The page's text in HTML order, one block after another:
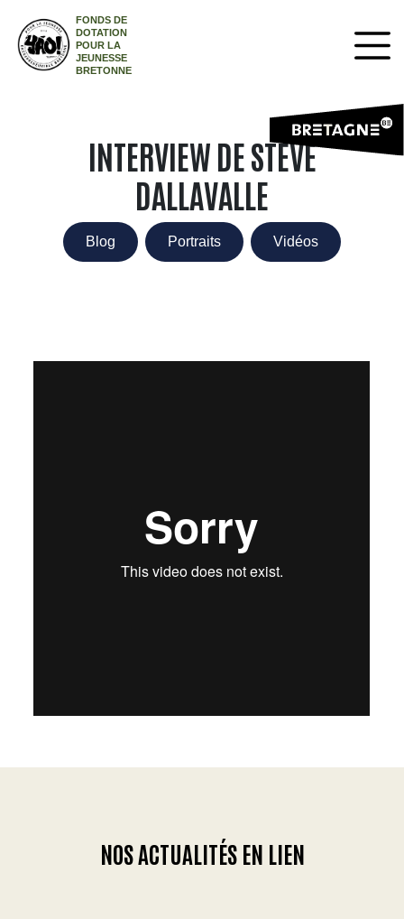
FONDS DE
DOTATION
POUR LA
JEUNESSE
BRETONNE
INTERVIEW DE STEVE
DALLAVALLE
Blog Portraits Vidéos
NOS ACTUALITÉS EN LIEN